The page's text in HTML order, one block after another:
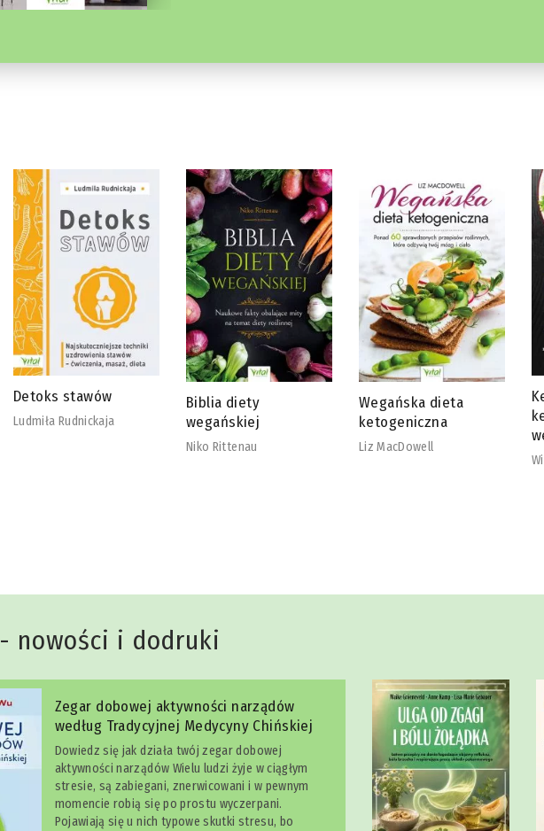
Biblia diety
wegańskiej
Wegańska dieta
ketogeniczna
Liz MacDowell
Ketotarianin – dieta
ketogeniczna dla
wegetarian
- nowości i dodruki
Zegar dobowej aktywności narządów
według Tradycyjnej Medycyny Chińskiej
Dowiedz się jak działa twój zegar dobowej
aktywności narządów Wielu ludzi żyje w ciągłym
stresie, są zabiegani, znerwicowani i w pewnym
momencie robią się po prostu wyczerpani.
Pojawiają się u nich typowe skutki stresu, bo